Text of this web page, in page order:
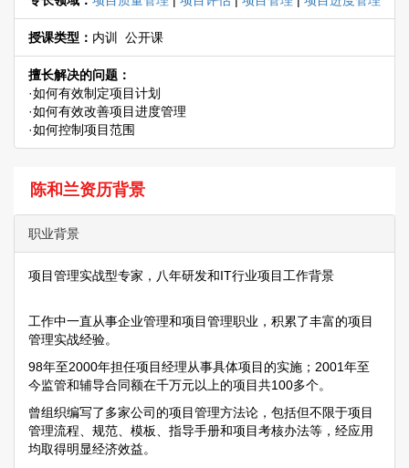
授课类型： 内训 公开课
擅长解决的问题：
·如何有效制定项目计划
·如何有效改善项目进度管理
·如何控制项目范围
陈和兰资历背景
职业背景
项目管理实战型专家，八年研发和IT行业项目工作背景
工作中一直从事企业管理和项目管理职业，积累了丰富的项目
管理实战经验。
98年至2000年担任项目经理从事具体项目的实施；2001年至
今监管和辅导合同额在千万元以上的项目共100多个。
曾组织编写了多家公司的项目管理方法论，包括但不限于项目
管理流程、规范、模板、指导手册和项目考核办法等，经应用
均取得明显经济效益。